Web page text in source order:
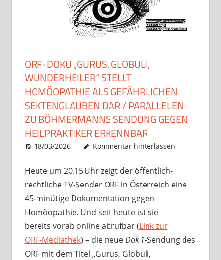
ORF-DOKU „GURUS, GLOBULI,
WUNDERHEILER“ STELLT
HOMÖOPATHIE ALS GEFÄHRLICHEN
SEKTENGLAUBEN DAR / PARALLELEN
ZU BÖHMERMANNS SENDUNG GEGEN
HEILPRAKTIKER ERKENNBAR
18/03/2026 Christian J. Becker
Uncategorized
Kommentar hinterlassen
Heute um 20.15 Uhr zeigt der öffentlich-
rechtliche TV-Sender ORF in Österreich eine
45‑minütige Dokumentation gegen
Homöopathie. Und seit heute ist sie
bereits vorab online abrufbar (Link zur
ORF‑Mediathek) – die neueDok 1-Sendung des
ORF mit dem Titel „Gurus, Globuli,